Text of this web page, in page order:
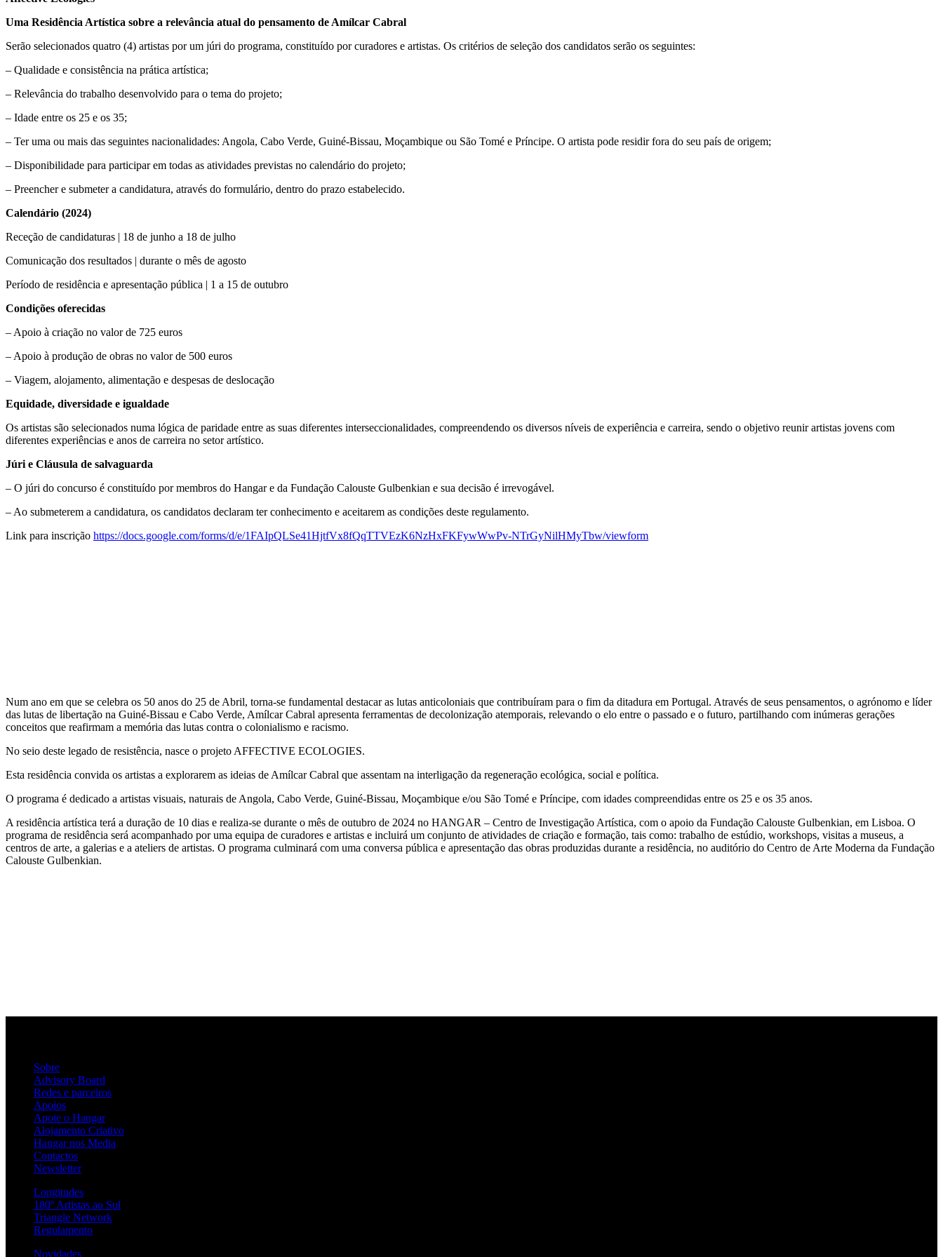
Uma Residência Artística sobre a relevância atual do pensamento de Amílcar Cabral
Serão selecionados quatro (4) artistas por um júri do programa, constituído por curadores e artistas. Os critérios de seleção dos candidatos serão os seguintes:
– Qualidade e consistência na prática artística;
– Relevância do trabalho desenvolvido para o tema do projeto;
– Idade entre os 25 e os 35;
– Ter uma ou mais das seguintes nacionalidades: Angola, Cabo Verde, Guiné-Bissau, Moçambique ou São Tomé e Príncipe. O artista pode residir fora do seu país de origem;
– Disponibilidade para participar em todas as atividades previstas no calendário do projeto;
– Preencher e submeter a candidatura, através do formulário, dentro do prazo estabelecido.
Calendário (2024)
Receção de candidaturas | 18 de junho a 18 de julho
Comunicação dos resultados | durante o mês de agosto
Período de residência e apresentação pública | 1 a 15 de outubro
Condições oferecidas
– Apoio à criação no valor de 725 euros
– Apoio à produção de obras no valor de 500 euros
– Viagem, alojamento, alimentação e despesas de deslocação
Equidade, diversidade e igualdade
Os artistas são selecionados numa lógica de paridade entre as suas diferentes interseccionalidades, compreendendo os diversos níveis de experiência e carreira, sendo o objetivo reunir artistas jovens com
diferentes experiências e anos de carreira no setor artístico.
Júri e Cláusula de salvaguarda
– O júri do concurso é constituído por membros do Hangar e da Fundação Calouste Gulbenkian e sua decisão é irrevogável.
– Ao submeterem a candidatura, os candidatos declaram ter conhecimento e aceitarem as condições deste regulamento.
Link para inscrição https://docs.google.com/forms/d/e/1FAIpQLSe41HjtfVx8fQqTTVEzK6NzHxFKFywWwPv-NTrGyNilHMyTbw/viewform
Num ano em que se celebra os 50 anos do 25 de Abril, torna-se fundamental destacar as lutas anticoloniais que contribuíram para o fim da ditadura em Portugal. Através de seus pensamentos, o agrónomo e líder
das lutas de libertação na Guiné-Bissau e Cabo Verde, Amílcar Cabral apresenta ferramentas de decolonização atemporais, relevando o elo entre o passado e o futuro, partilhando com inúmeras gerações
conceitos que reafirmam a memória das lutas contra o colonialismo e racismo.
No seio deste legado de resistência, nasce o projeto AFFECTIVE ECOLOGIES.
Esta residência convida os artistas a explorarem as ideias de Amílcar Cabral que assentam na interligação da regeneração ecológica, social e política.
O programa é dedicado a artistas visuais, naturais de Angola, Cabo Verde, Guiné-Bissau, Moçambique e/ou São Tomé e Príncipe, com idades compreendidas entre os 25 e os 35 anos.
A residência artística terá a duração de 10 dias e realiza-se durante o mês de outubro de 2024 no HANGAR – Centro de Investigação Artística, com o apoio da Fundação Calouste Gulbenkian, em Lisboa. O
programa de residência será acompanhado por uma equipa de curadores e artistas e incluirá um conjunto de atividades de criação e formação, tais como: trabalho de estúdio, workshops, visitas a museus, a
centros de arte, a galerias e a ateliers de artistas. O programa culminará com uma conversa pública e apresentação das obras produzidas durante a residência, no auditório do Centro de Arte Moderna da Fundação
Calouste Gulbenkian.
Sobre
Advisory Board
Redes e parceiros
Apoios
Apoie o Hangar
Alojamento Criativo
Hangar nos Media
Contactos
Newsletter
Longitudes
180º Artistas ao Sul
Triangle Network
Regulamento
Novidades